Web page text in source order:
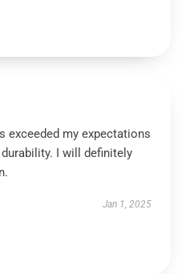
exceeded my expectations
I will definitely
Jan 1, 2025